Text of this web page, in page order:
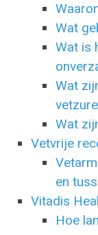
Wat
Wat is
Wat
Wat
Vetvrije
en
Vitadis
Hoe